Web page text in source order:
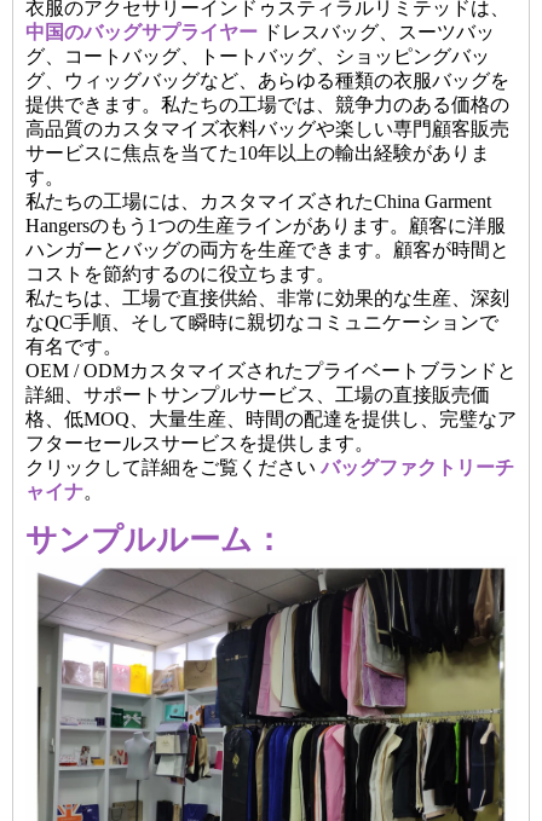
衣服のアクセサリーインドゥスティラルリミテッドは、
中国のバッグサプライヤー ドレスバッグ、スーツバッ
グ、コートバッグ、トートバッグ、ショッピングバッ
グ、ウィッグバッグなど、あらゆる種類の衣服バッグを
提供できます。私たちの工場では、競争力のある価格の
高品質のカスタマイズ衣料バッグや楽しい専門顧客販売
サービスに焦点を当てた10年以上の輸出経験がありま
す。
私たちの工場には、カスタマイズされたChina Garment
Hangersのもう1つの生産ラインがあります。顧客に洋服
ハンガーとバッグの両方を生産できます。顧客が時間と
コストを節約するのに役立ちます。
私たちは、工場で直接供給、非常に効果的な生産、深刻
なQC手順、そして瞬時に親切なコミュニケーションで
有名です。
OEM / ODMカスタマイズされたプライベートブランドと
詳細、サポートサンプルサービス、工場の直接販売価
格、低MOQ、大量生産、時間の配達を提供し、完璧なア
フターセールスサービスを提供します。
クリックして詳細をご覧ください バッグファクトリーチ
ャイナ。
サンプルルーム：